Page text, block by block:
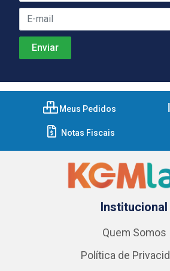
Meus Pedidos
Notas Fiscais
Institucional
Quem Somos
Política de